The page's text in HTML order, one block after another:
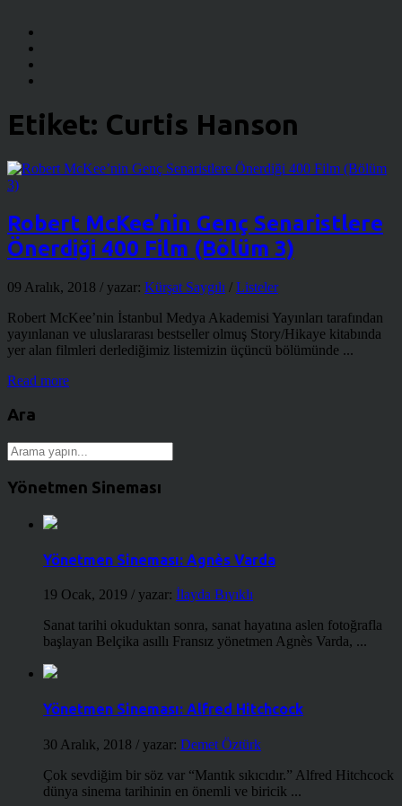
Etiket: Curtis Hanson
Robert McKee’nin Genç Senaristlere
Önerdiği 400 Film (Bölüm 3)
09 Aralık, 2018 / yazar: Kürşat Saygılı / Listeler
Robert McKee’nin İstanbul Medya Akademisi Yayınları tarafından
yayınlanan ve uluslararası bestseller olmuş Story/Hikaye kitabında
yer alan filmleri derlediğimiz listemizin üçüncü bölümünde ...
Read more
Ara
Yönetmen Sineması
Yönetmen Sineması: Agnès Varda
19 Ocak, 2019 / yazar: İlayda Bıyıklı
Sanat tarihi okuduktan sonra, sanat hayatına aslen fotoğrafla
başlayan Belçika asıllı Fransız yönetmen Agnès Varda, ...
Yönetmen Sineması: Alfred Hitchcock
30 Aralık, 2018 / yazar: Demet Öztürk
Çok sevdiğim bir söz var “Mantık sıkıcıdır.” Alfred Hitchcock
dünya sinema tarihinin en önemli ve biricik ...